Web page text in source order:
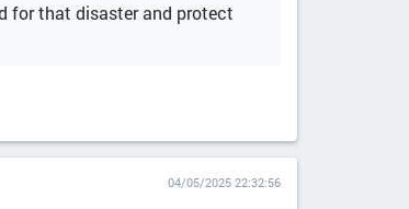
for that disaster and protect
04/05/2025 22:32:56